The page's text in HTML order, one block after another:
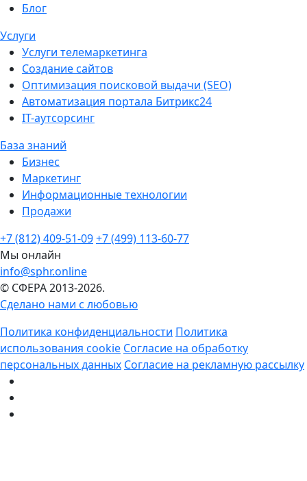
Блог
Услуги
Услуги телемаркетинга
Создание сайтов
Оптимизация поисковой выдачи (SEO)
Автоматизация портала Битрикс24
IT-аутсорсинг
База знаний
Бизнес
Маркетинг
Информационные технологии
Продажи
+7 (812) 409-51-09+7 (499) 113-60-77
Мы онлайн
info@sphr.online
© СФЕРА 2013-2026.
Сделано нами с любовью
Политика конфиденциальности Политика
использования cookie Согласие на обработку
персональных данных Согласие на рекламную рассылку